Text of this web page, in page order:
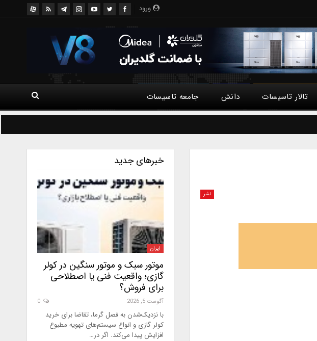
ورود
تالار تاسیسات دانش جامعه تاسیسات
نشر
خبرهای جدید
ایران
موتور سبک و موتور سنگین در کولر
گازی؛ واقعیت فنی یا اصطلاحی
برای فروش؟
آگوست 5, 2026
با نزدیک‌شدن به فصل گرما، تقاضا برای خرید
کولر گازی و انواع سیستم‌های تهویه مطبوع
افزایش پیدا می‌کند. اگر در…